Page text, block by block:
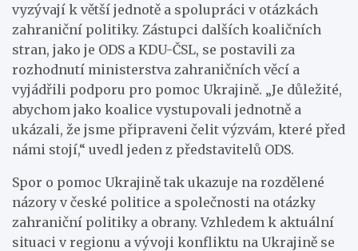
vyzývají k větší jednotě a spolupráci v otázkách
zahraniční politiky. Zástupci dalších koaličních
stran, jako je ODS a KDU-ČSL, se postavili za
rozhodnutí ministerstva zahraničních věcí a
vyjádřili podporu pro pomoc Ukrajině. „Je důležité,
abychom jako koalice vystupovali jednotně a
ukázali, že jsme připraveni čelit výzvám, které před
námi stojí,“ uvedl jeden z představitelů ODS.
Spor o pomoc Ukrajině tak ukazuje na rozdělené
názory v české politice a společnosti na otázky
zahraniční politiky a obrany. Vzhledem k aktuální
situaci v regionu a vývoji konfliktu na Ukrajině se